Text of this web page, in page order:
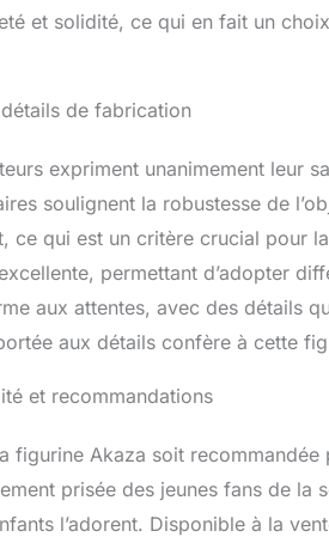
et solidité, ce qui en fait un
de fabrication
expriment unanimement leur
soulignent la robustesse de
ce qui est un critère crucial pour
permettant d’adopter
aux attentes, avec des détails
aux détails confère à cette
et recommandations
figurine Akaza soit
prisée des jeunes fans de la
l’adorent. Disponible à la